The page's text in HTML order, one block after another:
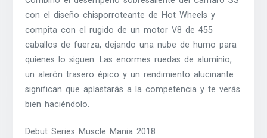
con el diseño chisporroteante de Hot Wheels y
compita con el rugido de un motor V8 de 455
caballos de fuerza, dejando una nube de humo para
quienes lo siguen. Las enormes ruedas de aluminio,
un alerón trasero épico y un rendimiento alucinante
significan que aplastarás a la competencia y te verás
bien haciéndolo.
Debut Series Muscle Mania 2018